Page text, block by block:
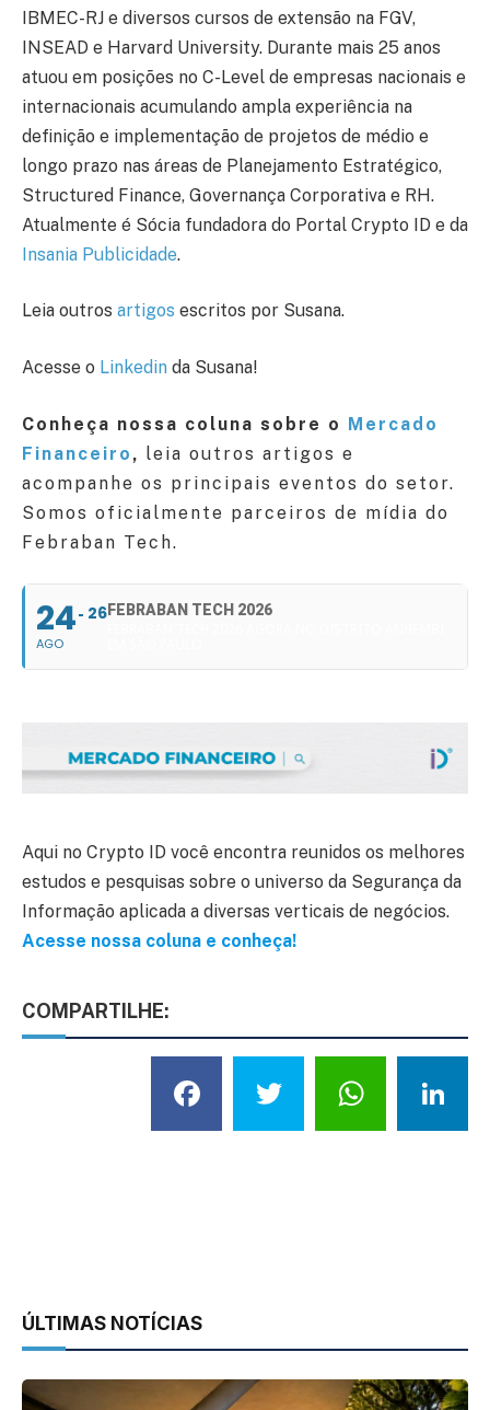
IBMEC-RJ e diversos cursos de extensão na FGV,
INSEAD e Harvard University. Durante mais 25 anos
atuou em posições no C-Level de empresas nacionais e
internacionais acumulando ampla experiência na
definição e implementação de projetos de médio e
longo prazo nas áreas de Planejamento Estratégico,
Structured Finance, Governança Corporativa e RH.
Atualmente é Sócia fundadora do Portal Crypto ID e da
Insania Publicidade.
Leia outros artigos escritos por Susana.
Acesse o Linkedin da Susana!
Conheça nossa coluna sobre o Mercado
Financeiro , leia outros artigos e
acompanhe os principais eventos do setor.
Somos oficialmente parceiros de mídia do
Febraban Tech.
24
AGO
26FEBRABAN TECH 2026
Aqui no Crypto ID você encontra reunidos os melhores
estudos e pesquisas sobre o universo da Segurança da
Informação aplicada a diversas verticais de negócios.
Acesse nossa coluna e conheça!
COMPARTILHE:
Facebook
Twitter
ÚLTIMAS NOTÍCIAS